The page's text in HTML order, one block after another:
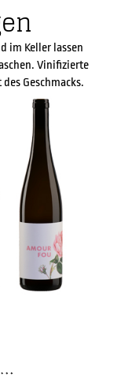
im Keller lassen
Vinifizierte
Geschmacks.